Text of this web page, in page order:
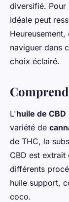
diversifié. Pour
idéale peut
naviguer dans
choix éclairé.
L'huile de CBD
variété de
de THC, la
CBD est
différents
huile support,
coco.